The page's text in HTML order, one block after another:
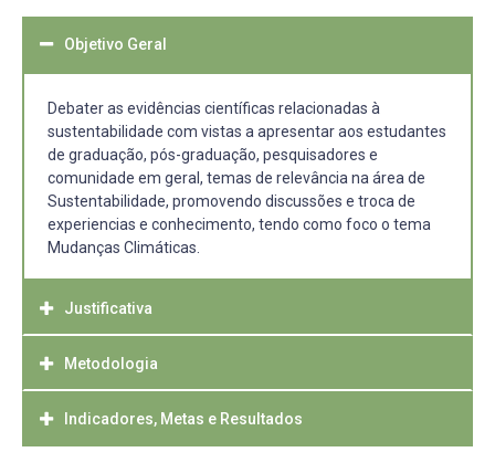
Objetivo Geral
Debater as evidências científicas relacionadas à
sustentabilidade com vistas a apresentar aos estudantes
de graduação, pós-graduação, pesquisadores e
comunidade em geral, temas de relevância na área de
Sustentabilidade, promovendo discussões e troca de
experiencias e conhecimento, tendo como foco o tema
Mudanças Climáticas.
Justificativa
A Lei Nº 9.394, de 20 de dezembro de 1996, no artigo 43
estabelece que a Educação Superior tem por finalidade
estimular a criação cultural e o desenvolvimento do
Metodologia
A IX Semana Acadêmica da Engenharia Ambiental e
Indicadores, Metas e Resultados